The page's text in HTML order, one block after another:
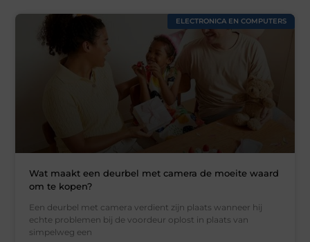
ELECTRONICA EN COMPUTERS
Wat maakt een deurbel met camera de moeite waard
om te kopen?
Een deurbel met camera verdient zijn plaats wanneer hij
echte problemen bij de voordeur oplost in plaats van
simpelweg een